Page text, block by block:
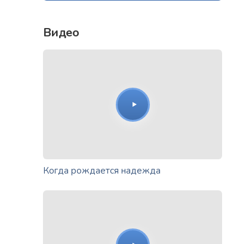
Видео
Когда рождается надежда